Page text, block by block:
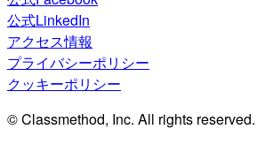
公式LinkedIn
アクセス情報
プライバシーポリシー
クッキーポリシー
© Classmethod, Inc. All rights reserved.